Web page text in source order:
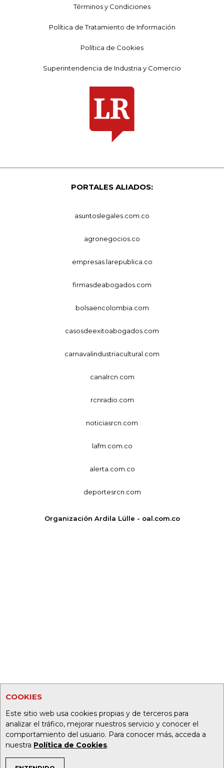
COOKIES
Este sitio web usa cookies propias y de terceros para
analizar el tráfico, mejorar nuestros servicio y conocer el
comportamiento del usuario. Para conocer más, acceda a
nuestra Política de Cookies.
Términos y Condiciones
Política de Tratamiento de Información
Política de Cookies
Superintendencia de Industria y Comercio
PORTALES ALIADOS:
asuntoslegales.com.co
agronegocios.co
empresas.larepublica.co
firmasdeabogados.com
bolsaencolombia.com
casosdeexitoabogados.com
carnavalindustriacultural.com
canalrcn.com
rcnradio.com
noticiasrcn.com
lafm.com.co
alerta.com.co
deportesrcn.com
Organización Ardila Lülle - oal.com.co